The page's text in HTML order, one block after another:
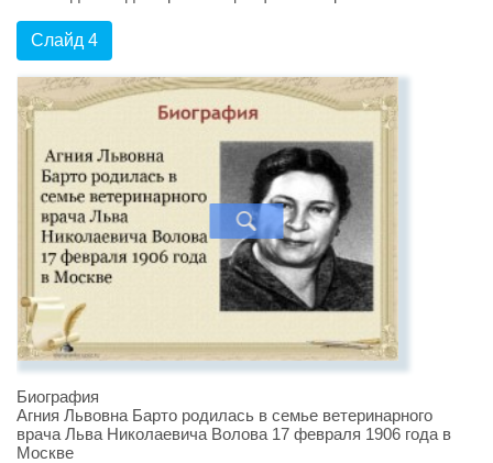
Слайд 4
Биография
Агния Львовна Барто родилась в семье ветеринарного
врача Льва Николаевича Волова 17 февраля 1906 года в
Москве